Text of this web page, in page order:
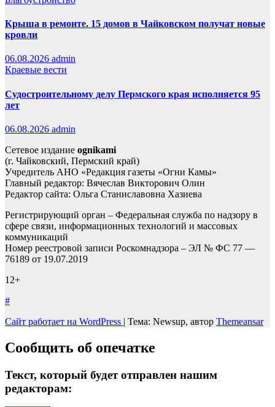
Крыша в ремонте. 15 домов в Чайковском получат новые
кровли
06.08.2026 admin
Краевые вести
Судостроительному делу Пермского края исполняется 95
лет
06.08.2026 admin
Сетевое издание ognikami
(г. Чайковский, Пермский край)
Учредитель АНО «Редакция газеты «Огни Камы»
Главный редактор: Вячеслав Викторович Олин
Редактор сайта: Ольга Станиславовна Хазиева
Регистрирующий орган – Федеральная служба по надзору в
сфере связи, информационных технологий и массовых
коммуникаций
Номер реестровой записи Роскомнадзора – ЭЛ № ФС 77 —
76189 от 19.07.2019
12+
#
Сайт работает на WordPress | Тема: Newsup, автор Themeansar
Сообщить об опечатке
Текст, который будет отправлен нашим
редакторам: